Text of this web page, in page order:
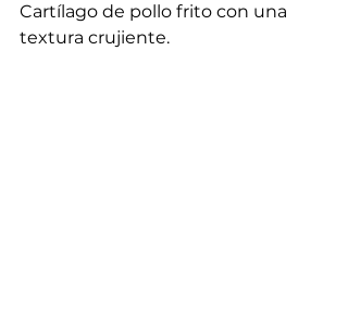
Cartílago de pollo frito con una
textura crujiente.